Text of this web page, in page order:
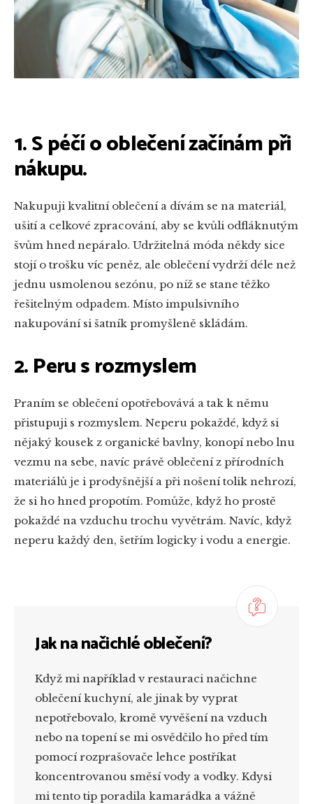
1. S péčí o oblečení začínám při
nákupu.
Nakupuji kvalitní oblečení a dívám se na materiál,
ušití a celkové zpracování, aby se kvůli odfláknutým
švům hned nepáralo. Udržitelná móda někdy sice
stojí o trošku víc peněz, ale oblečení vydrží déle než
jednu usmolenou sezónu, po níž se stane těžko
řešitelným odpadem. Místo impulsivního
nakupování si šatník promyšleně skládám.
2. Peru s rozmyslem
Praním se oblečení opotřebovává a tak k němu
přistupuji s rozmyslem. Neperu pokaždé, když si
nějaký kousek z organické bavlny, konopí nebo lnu
vezmu na sebe, navíc právě oblečení z přírodních
materiálů je i prodyšnější a při nošení tolik nehrozí,
že si ho hned propotím. Pomůže, když ho prostě
pokaždé na vzduchu trochu vyvětrám. Navíc, když
neperu každý den, šetřím logicky i vodu a energie.
Jak na načichlé oblečení?
Když mi například v restauraci načichne
oblečení kuchyní, ale jinak by vyprat
nepotřebovalo, kromě vyvěšení na vzduch
nebo na topení se mi osvědčilo ho před tím
pomocí rozprašovače lehce postříkat
koncentrovanou směsí vody a vodky. Kdysi
mi tento tip poradila kamarádka a vážně